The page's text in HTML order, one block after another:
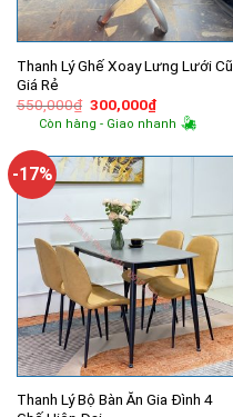
Thanh Lý Ghế Xoay Lưng Lưới Cũ
Giá Rẻ
550,000₫ Giá
gốc
là:
300,000₫Giá
hiện
tại
300,000₫.
Còn hàng - Giao nhanh
-17%
Thanh Lý Bộ Bàn Ăn Gia Đình 4